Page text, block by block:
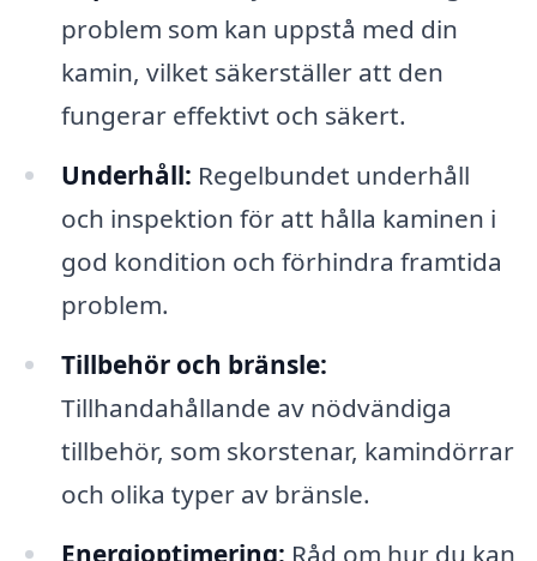
problem som kan uppstå med din
kamin, vilket säkerställer att den
fungerar effektivt och säkert.
Underhåll: Regelbundet underhåll
och inspektion för att hålla kaminen i
god kondition och förhindra framtida
problem.
Tillbehör och bränsle:
Tillhandahållande av nödvändiga
tillbehör, som skorstenar, kamindörrar
och olika typer av bränsle.
Energioptimering: Råd om hur du kan